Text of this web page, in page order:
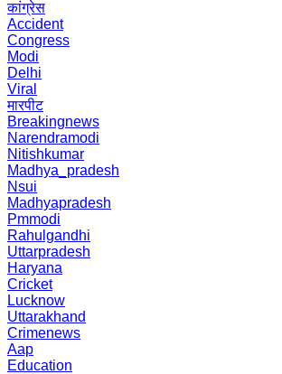
कांग्रेस
Accident
Congress
Modi
Delhi
Viral
मारपीट
Breakingnews
Narendramodi
Nitishkumar
Madhya_pradesh
Nsui
Madhyapradesh
Pmmodi
Rahulgandhi
Uttarpradesh
Haryana
Cricket
Lucknow
Uttarakhand
Crimenews
Aap
Education